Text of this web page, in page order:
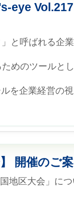
eye
と呼ばれる企
めのツールと
を企業経営の
開催のご
地区大会」に